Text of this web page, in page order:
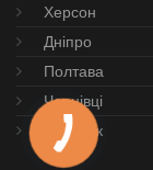
Херсон
Дніпро
Полтава
Чернівці
Донецьк